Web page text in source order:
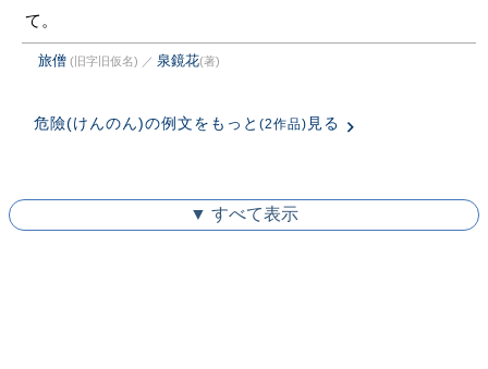
て。
旅僧 (旧字旧仮名) ／ 泉鏡花(著)
危險(けんのん)の例文をもっと (2作品) 見る
▼ すべて表示